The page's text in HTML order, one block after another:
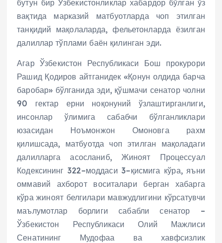
бутун бир Ўзбекистонликлар хабардор бўлган ўз
вақтида марказий матбуотларда чоп этилган
танқидий мақолаларда, фельетонларда ёзилган
далиллар тўплами баён қилинган эди.
Агар Ўзбекистон Республикаси Бош прокурори
Рашид Қодиров айтганидек «Қонун олдида барча
баробар» бўлганида эди, қўшмачи сенатор чолни
90 гектар ерни ноқонуний ўзлаштирганлиги,
инсонлар ўлимига сабабчи бўлганликлари
юзасидан Ноъмонжон Омоновга рахм
қилишсада, матбуотда чоп этилган мақоладаги
далилларга асосланиб, Жиноят Процессуал
Кодексининг 322–моддаси 3–қисмига кўра, яъни
оммавий ахборот воситалари берган хабарга
кўра жиноят белгилари мавжудлигини кўрсатувчи
маълумотлар борлиги сабабли сенатор –
Ўзбекистон Республикаси Олий Мажлиси
Сенатининг Мудофаа ва хавфсизлик